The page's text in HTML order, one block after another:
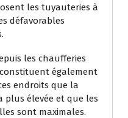
les tuyauteries à
défavorables
les chaufferies
également
endroits que la
élevée et que les
sont maximales.